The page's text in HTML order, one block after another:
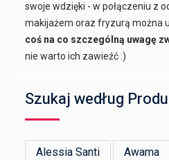
swoje wdzięki - w połączeniu z
makijażem oraz fryzurą można
coś na co szczególną uwagę
nie warto ich zawieźć :)
Szukaj według
Alessia Santi Awama